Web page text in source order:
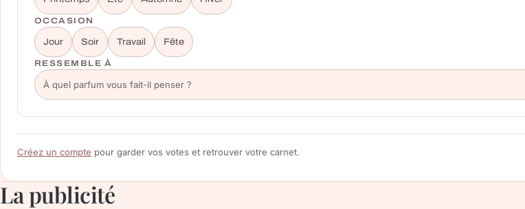
OCCASION
Jour Soir Travail Fête
RESSEMBLE À
Créez un compte pour garder vos votes et retrouver votre carnet.
La publicité